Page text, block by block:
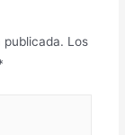
Los